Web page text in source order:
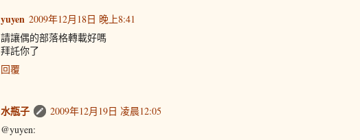
yuyen 2009年12月18日 晚上8:41
請讓偶的部落格轉載好嗎
拜託你了
回覆
水瓶子
2009年12月19日 凌晨12:05
@yuyen: